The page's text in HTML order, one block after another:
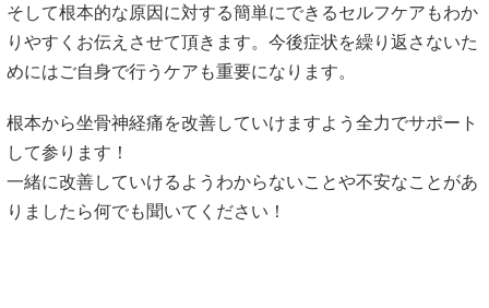
正しく神経の圧迫を見つけて施術していけば改善できるケー
スは多いので諦めないでください。
坐骨神経痛・足のしびれの原因とは